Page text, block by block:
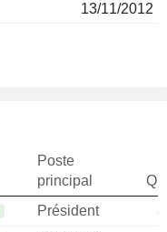
13/11/2012
Poste
principal
Président